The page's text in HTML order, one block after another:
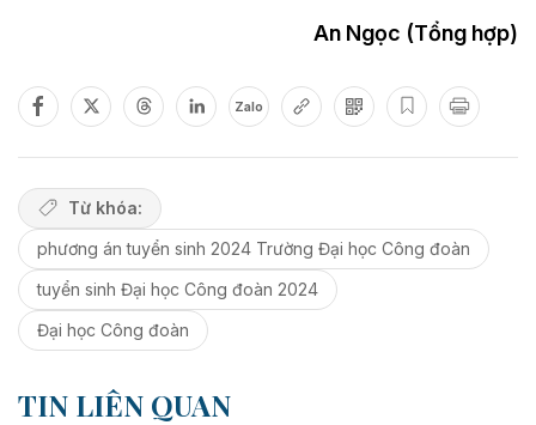
An Ngọc (Tổng hợp)
Zalo
Từ khóa:
phương án tuyển sinh 2024 Trường Đại học Công đoàn
tuyển sinh Đại học Công đoàn 2024
Đại học Công đoàn
TIN LIÊN QUAN